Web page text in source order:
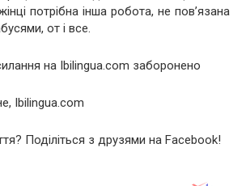
потрібна інша робота, не пов’язана
от і все.
на Ibilingua.com заборонено
Ibilingua.com
Поділіться з друзями на Facebook!